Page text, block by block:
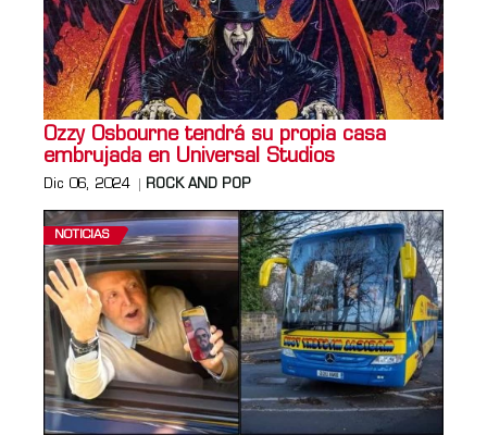
Ozzy Osbourne tendrá su propia casa
embrujada en Universal Studios
Dic 06, 2024 ROCK AND POP
NOTICIAS